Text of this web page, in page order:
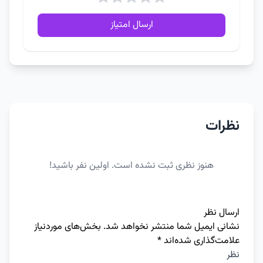
ارسال امتیاز
نظرات
هنوز نظری ثبت نشده است. اولین نفر باشید!
ارسال نظر
نشانی ایمیل شما منتشر نخواهد شد. بخش‌های موردنیاز
علامت‌گذاری شده‌اند*
نظر